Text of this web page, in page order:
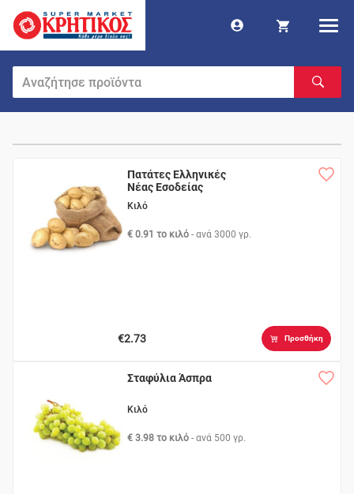
Πατάτες Ελληνικές
Νέας Εσοδείας
Κιλό
€ 0.91 το κιλό - ανά3000 γρ.
€2.73 Προσθήκη
Σταφύλια Άσπρα
Κιλό
€ 3.98 το κιλό - ανά 500 γρ.